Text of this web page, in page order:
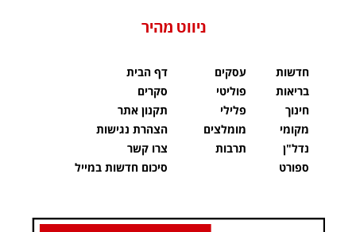
ניווט מהיר
חדשות
בריאות
חינוך
מקומי
נדל"ן
ספורט
עסקים
פוליטי
פלילי
מומלצים
תרבות
דף הבית
סקרים
תקנון אתר
הצהרת נגישות
צרו קשר
סיכום חדשות במייל